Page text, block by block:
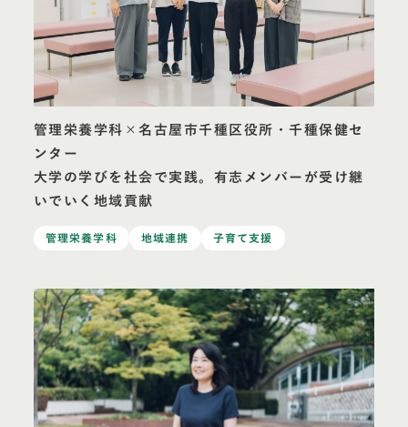
管理栄養学科×名古屋市千種区役所・千種保健セ
ンター
大学の学びを社会で実践。有志メンバーが受け継
いでいく地域貢献
管理栄養学科 地域連携 子育て支援